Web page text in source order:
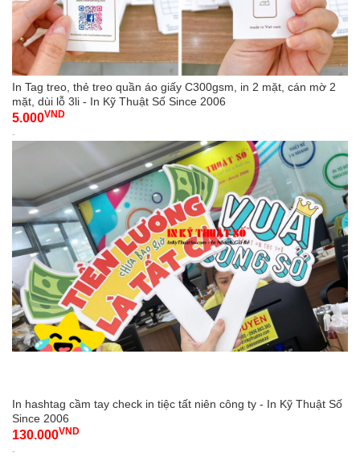
In Tag treo, thẻ treo quần áo giấy C300gsm, in 2 mặt, cán mờ 2
mặt, dùi lỗ 3li - In Kỹ Thuật Số Since 2006
5.000VND
-
In hashtag cầm tay check in tiệc tất niên công ty - In Kỹ Thuật Số
Since 2006
130.000VND
-